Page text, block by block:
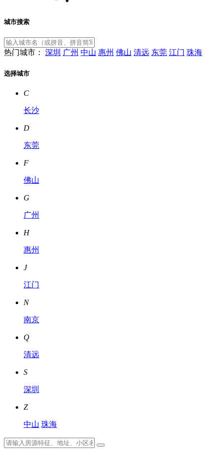
城市搜索
热门城市： 深圳 广州 中山 惠州 佛山 清远 东莞 江门 珠海
选择城市
C
长沙
D
东莞
F
佛山
G
广州
H
惠州
J
江门
N
南京
Q
清远
S
深圳
Z
中山 珠海